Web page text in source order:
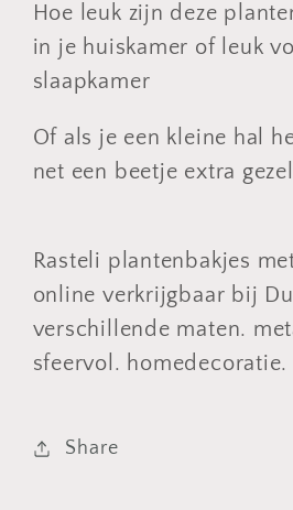
Hoe leuk zijn deze
in je huiskamer of leuk
slaapkamer
Of als je een kleine hal
net een beetje extra
Rasteli plantenbakjes
online verkrijgbaar bij
verschillende maten.
sfeervol. homedecoratie.
Share